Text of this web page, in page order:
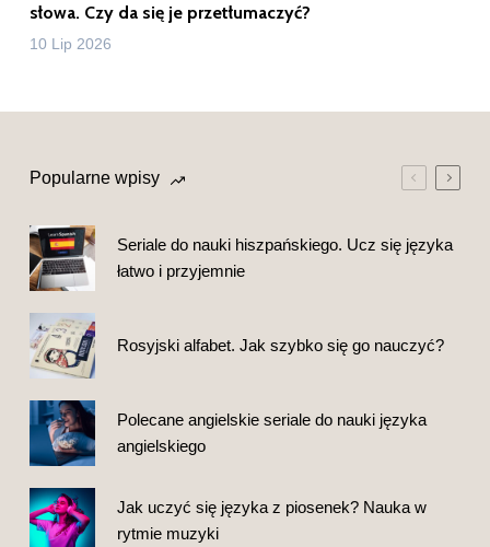
słowa. Czy da się je przetłumaczyć?
10 Lip 2026
Popularne wpisy
Seriale do nauki hiszpańskiego. Ucz się języka
łatwo i przyjemnie
Rosyjski alfabet. Jak szybko się go nauczyć?
Polecane angielskie seriale do nauki języka
angielskiego
Jak uczyć się języka z piosenek? Nauka w
rytmie muzyki